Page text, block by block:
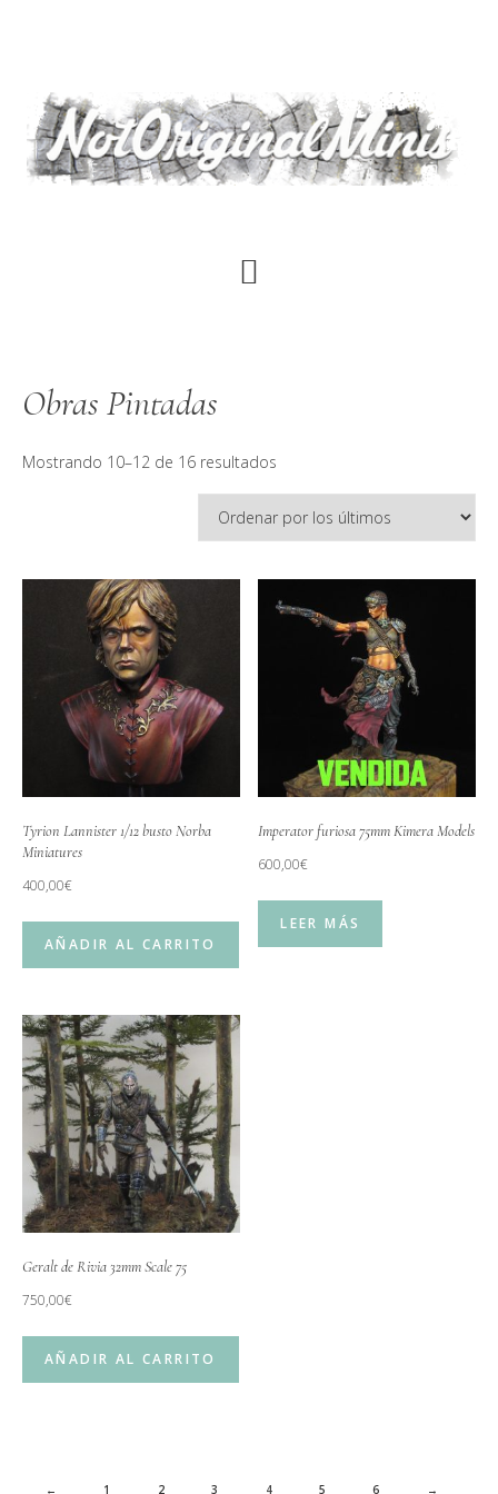
principal
Obras Pintadas
Mostrando 10–12 de 16 resultados
Tyrion Lannister 1/12 busto Norba
Miniatures
400,00€
AÑADIR AL CARRITO
Imperator furiosa 75mm Kimera Models
600,00€
LEER MÁS
Geralt de Rivia 32mm Scale 75
750,00€
AÑADIR AL CARRITO
← 1 2 3 4 5 6 →